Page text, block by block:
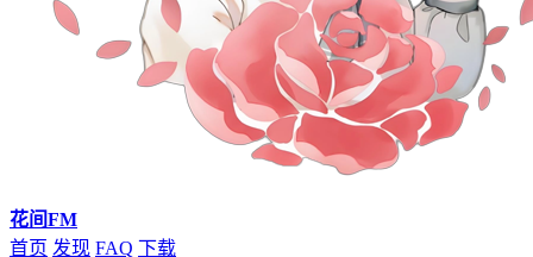
花间FM
首页 发现 FAQ 下载